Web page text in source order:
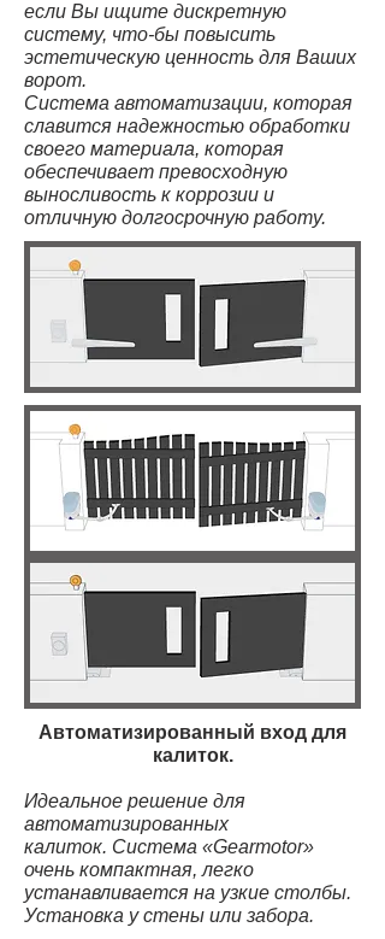
если Вы ищите дискретную
систему, что-бы повысить
эстетическую ценность для Ваших
ворот.
Система автоматизации, которая
славится надежностью обработки
своего материала, которая
обеспечивает превосходную
выносливость к коррозии и
отличную долгосрочную работу.
Автоматизированный вход для
калиток.
Идеальное решение для
автоматизированных
калиток. Система «Gearmotor»
очень компактная, легко
устанавливается на узкие столбы.
Установка у стены или забора.